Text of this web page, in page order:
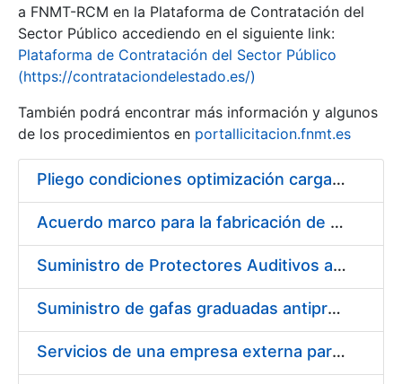
Show/Hide
a FNMT-RCM en la Plataforma de Contratación del
Sector Público accediendo en el siguiente link:
Plataforma de Contratación del Sector Público
(https://contrataciondelestado.es/)
También podrá encontrar más información y algunos
de los procedimientos en portallicitacion.fnmt.es
Pliego condiciones optimización cargas compras firmado
Acuerdo marco para la fabricación de piezas
Suministro de Protectores Auditivos a medida para las personas trabajadoras de los Centros de Trabajo de Madrid y Burgos
Suministro de gafas graduadas antiproyecciones para los trabajadores de la FNMT-RCM en los centros de trabajo de Madrid y Burgos
Servicios de una empresa externa para el asesoramiento y resolución de los recursos de alzada que se presentan relacionados con procesos de selección para la FNMT-RCM